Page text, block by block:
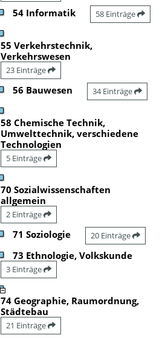
54 Informatik 58 Einträge
55 Verkehrstechnik,
Verkehrswesen
23 Einträge
56 Bauwesen 34 Einträge
58 Chemische Technik,
Umwelttechnik, verschiedene
Technologien
5 Einträge
70 Sozialwissenschaften
allgemein
2 Einträge
71 Soziologie 20 Einträge
73 Ethnologie, Volkskunde
3 Einträge
74 Geographie, Raumordnung,
Städtebau
21 Einträge